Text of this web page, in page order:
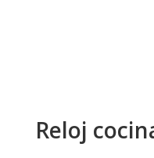
Reloj